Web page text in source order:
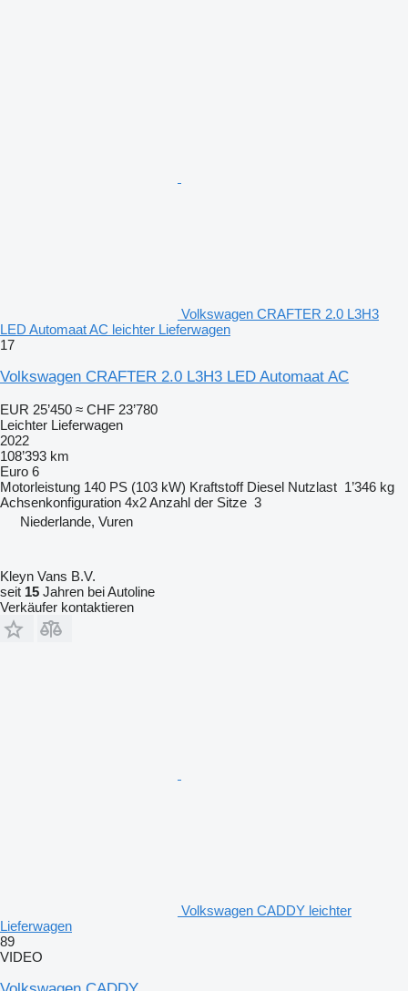
Volkswagen CRAFTER 2.0 L3H3
LED Automaat AC leichter Lieferwagen
17
Volkswagen CRAFTER 2.0 L3H3 LED Automaat AC
EUR 25’450 ≈ CHF 23’780
Leichter Lieferwagen
2022
108’393 km
Euro 6
Motorleistung 140 PS (103 kW) Kraftstoff Diesel Nutzlast 1’346 kg
Achsenkonfiguration 4x2Anzahl der Sitze 3
Niederlande, Vuren
Kleyn Vans B.V.
seit 15 Jahren bei Autoline
Verkäufer kontaktieren
Volkswagen CADDY leichter
Lieferwagen
89
VIDEO